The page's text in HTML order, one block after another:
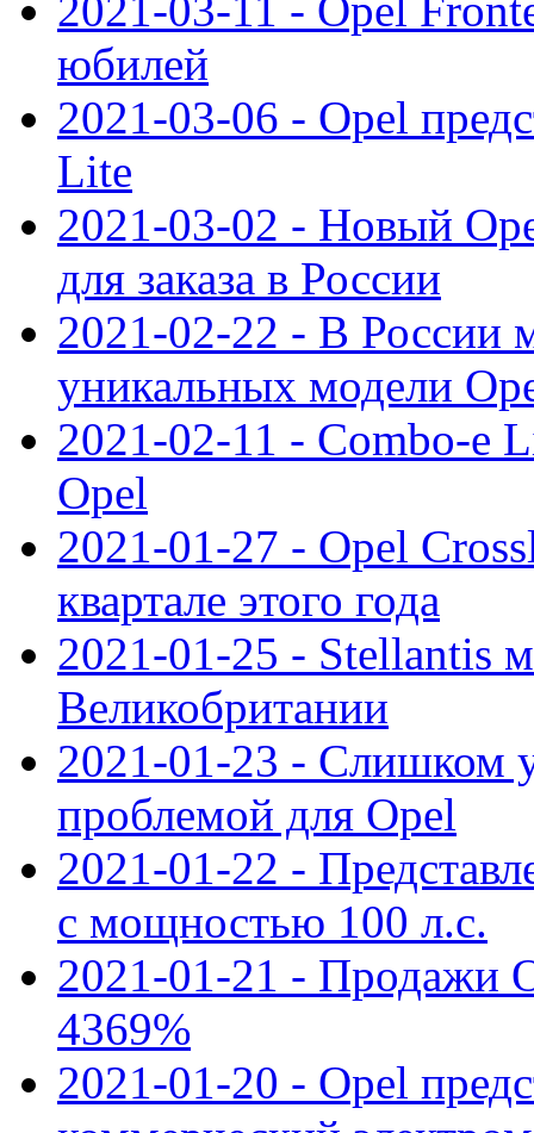
юбилей
2021-03-06 - Opel
Lite
2021-03-02 - Новый
для заказа в России
2021-02-22 - В России
уникальных модели
2021-02-11 - Combo-e
Opel
2021-01-27 - Opel
квартале этого года
2021-01-25 - Stellantis
Великобритании
2021-01-23 - Слишком
проблемой для Opel
2021-01-22 -
с мощностью 100 л.с.
2021-01-21 - Продажи
4369%
2021-01-20 - Opel